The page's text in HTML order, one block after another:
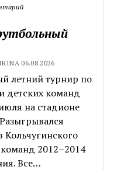
06.08.2026
летний турнир по
детских команд
на стадионе
2012–2014
Все…